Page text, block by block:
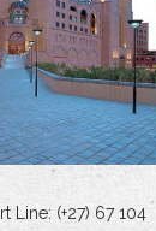
Line: (+27) 67 104